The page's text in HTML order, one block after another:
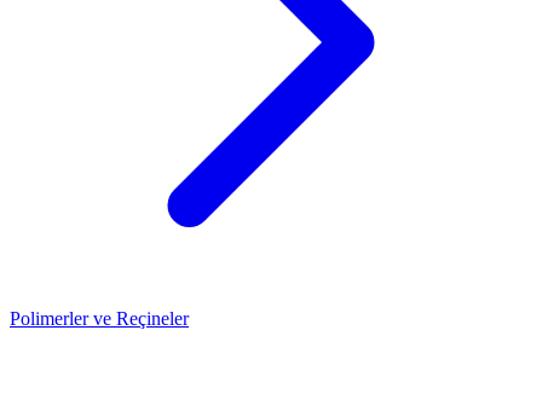
Polimerler ve Reçineler